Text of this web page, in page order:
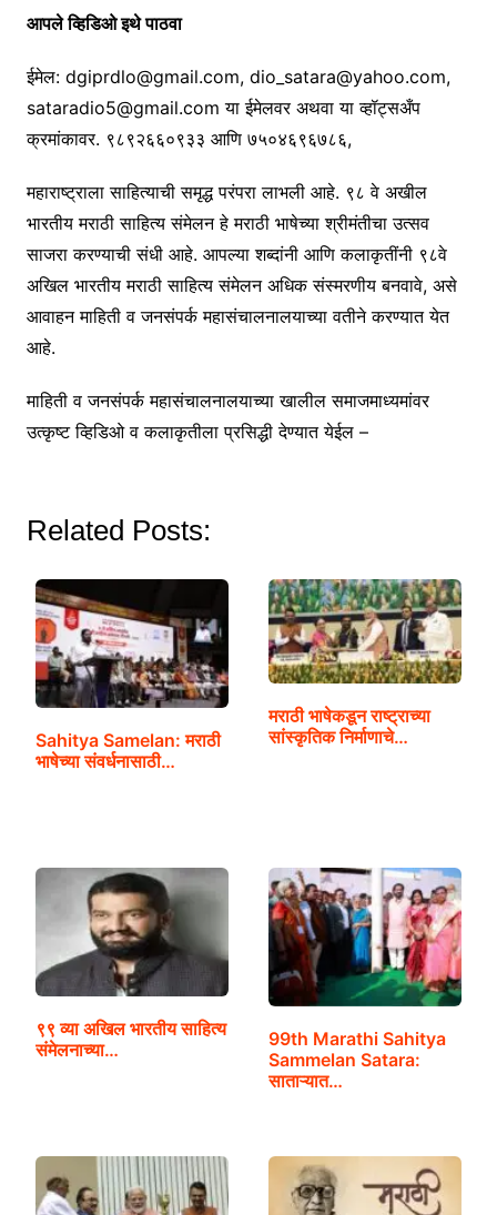
आपले व्हिडिओ इथे पाठवा
ईमेल: dgiprdlo@gmail.com, dio_satara@yahoo.com,
sataradio5@gmail.com या ईमेलवर अथवा या व्हॉट्सअँप
क्रमांकावर. ९८९२६६०९३३ आणि ७५०४६९६७८६,
महाराष्ट्राला साहित्याची समृद्ध परंपरा लाभली आहे. ९८ वे अखील
भारतीय मराठी साहित्य संमेलन हे मराठी भाषेच्या श्रीमंतीचा उत्सव
साजरा करण्याची संधी आहे. आपल्या शब्दांनी आणि कलाकृतींनी ९८वे
अखिल भारतीय मराठी साहित्य संमेलन अधिक संस्मरणीय बनवावे, असे
आवाहन माहिती व जनसंपर्क महासंचालनालयाच्या वतीने करण्यात येत
आहे.
माहिती व जनसंपर्क महासंचालनालयाच्या खालील समाजमाध्यमांवर
उत्कृष्ट व्हिडिओ व कलाकृतीला प्रसिद्धी देण्यात येईल –
Related Posts:
Sahitya Samelan: मराठी
भाषेच्या संवर्धनासाठी…
मराठी भाषेकडून राष्ट्राच्या
सांस्कृतिक निर्माणाचे…
९९ व्या अखिल भारतीय साहित्य
संमेलनाच्या…
99th Marathi Sahitya
Sammelan Satara:
साताऱ्यात…